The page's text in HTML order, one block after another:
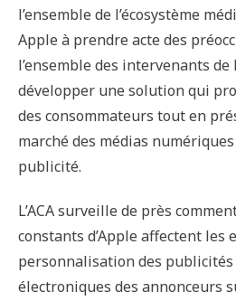
l’ensemble de l’écosystème
Apple à prendre acte des
l’ensemble des intervenants
développer une solution qui
des consommateurs tout en
marché des médias
publicité.
L’ACA surveille de près
constants d’Apple affectent les
personnalisation des
électroniques des annonceurs